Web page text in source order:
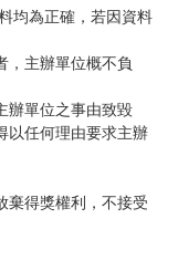
均為正確，若因資料
，主辦單位概不負
辦單位之事由致毀
以任何理由要求主辦
棄得獎權利，不接受